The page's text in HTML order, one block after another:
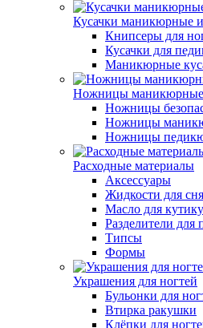
Кусачки маникюрные
Книпсеры для
Кусачки для
Маникюрные
Ножницы
Ножницы
Ножницы
Ножницы
Расходные материалы
Аксессуары
Жидкости для
Масло для
Разделители для
Типсы
Формы
Украшения для ногтей
Бульонки для
Втирка ракушки
Клёпки для